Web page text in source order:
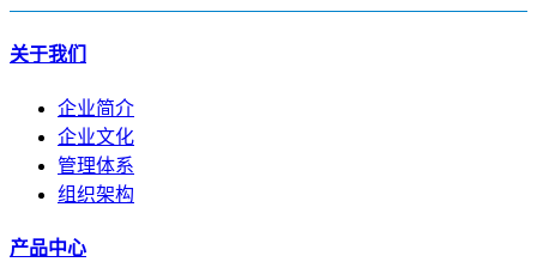
关于我们
企业简介
企业文化
管理体系
组织架构
产品中心